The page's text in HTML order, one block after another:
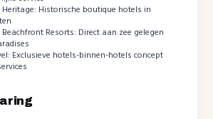
Historische boutique hotels in
Resorts: Direct aan zee gelegen
Exclusieve hotels-binnen-hotels concept